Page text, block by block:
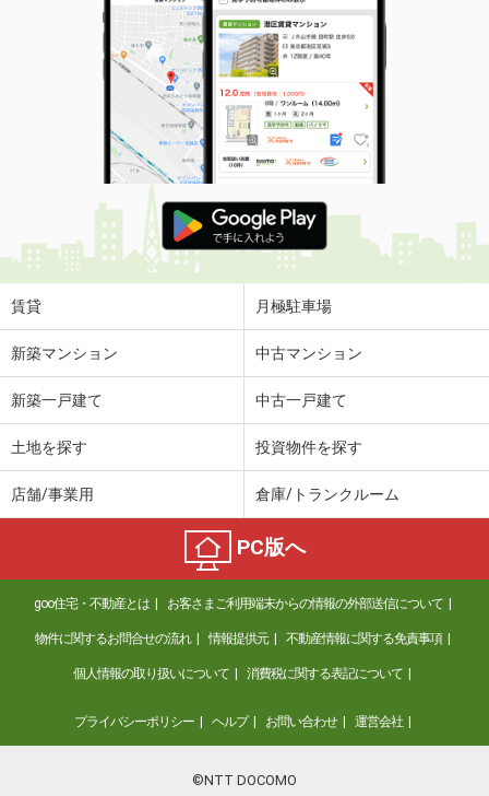
賃貸 月極駐車場
新築マンション 中古マンション
新築一戸建て 中古一戸建て
土地を探す 投資物件を探す
店舗/事業用 倉庫/トランクルーム
PC版へ
goo住宅・不動産とは お客さまご利用端末からの情報の外部送信について
物件に関するお問合せの流れ 情報提供元 不動産情報に関する免責事項
個人情報の取り扱いについて 消費税に関する表記について
プライバシーポリシー ヘルプ お問い合わせ 運営会社
©NTT DOCOMO